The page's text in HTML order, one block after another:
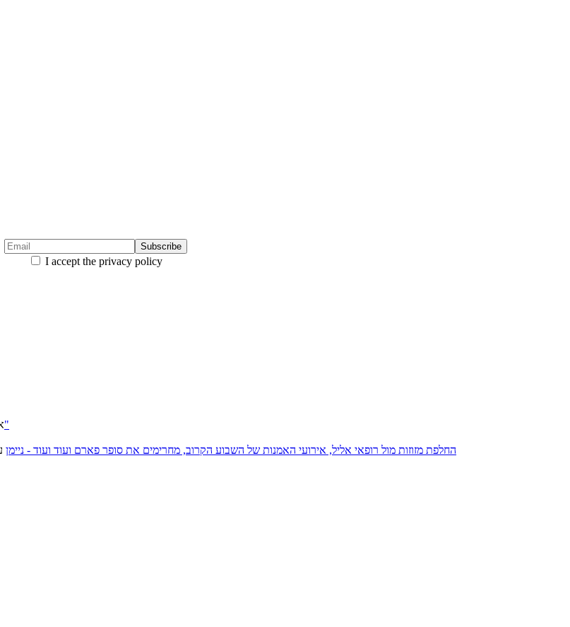
I accept the privacy policy
פסטיבל ירושלים 2026: "שעתיד לבוא", "הכדור השחור", "ארץ אבות"
נגנז בגנזך 20.08.2015: כנס D23, החלפת מזוזות מול רופאי אליל, אירועי האמנות של השבוע הקרוב, מחרימים את סופר פארם ועוד ועוד - ניימן